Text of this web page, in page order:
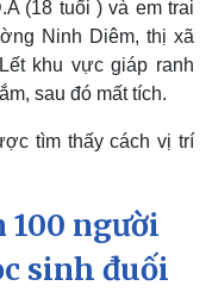
(18 tuổi ) và em trai
Ninh Diêm, thị xã
khu vực giáp ranh
sau đó mất tích.
tìm thấy cách vị trí
100 người
sinh đuối